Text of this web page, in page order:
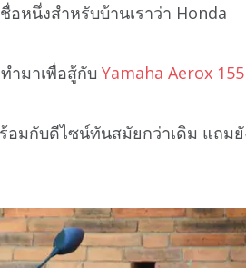
หนึ่งสำหรับบ้านเราว่า Honda
ำมาเพื่อสู้กับ Yamaha Aerox 155
อมกับดีไซน์ทันสมัยกว่าเดิม แถมยั